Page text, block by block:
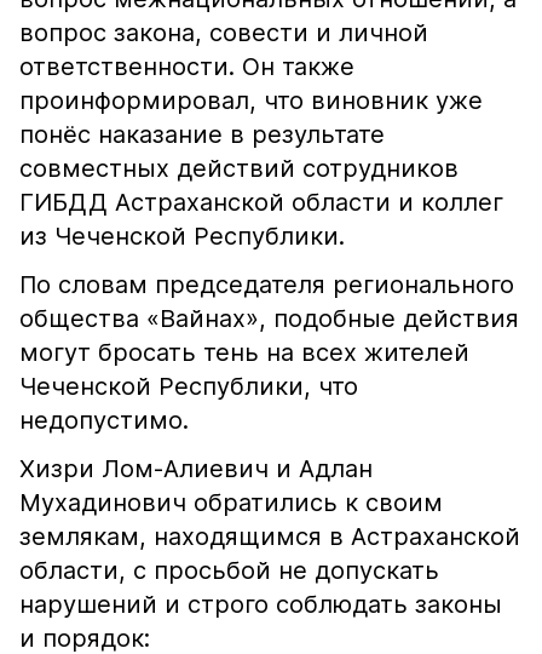
вопрос закона, совести и личной
ответственности. Он также
проинформировал, что виновник уже
понёс наказание в результате
совместных действий сотрудников
ГИБДД Астраханской области и коллег
из Чеченской Республики.
По словам председателя регионального
общества «Вайнах», подобные действия
могут бросать тень на всех жителей
Чеченской Республики, что
недопустимо.
Хизри Лом-Алиевич и Адлан
Мухадинович обратились к своим
землякам, находящимся в Астраханской
области, с просьбой не допускать
нарушений и строго соблюдать законы
и порядок: